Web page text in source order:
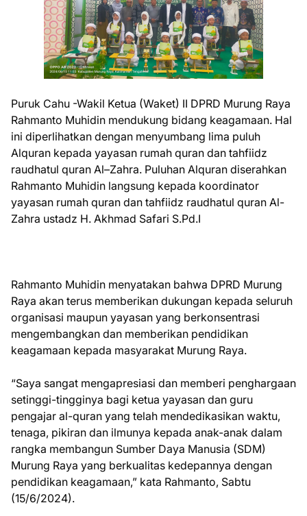
Puruk Cahu -Wakil Ketua (Waket) II DPRD Murung Raya
Rahmanto Muhidin mendukung bidang keagamaan. Hal
ini diperlihatkan dengan menyumbang lima puluh
Alquran kepada yayasan rumah quran dan tahfiidz
raudhatul quran Al–Zahra. Puluhan Alquran diserahkan
Rahmanto Muhidin langsung kepada koordinator
yayasan rumah quran dan tahfiidz raudhatul quran Al-
Zahra ustadz H. Akhmad Safari S.Pd.I
Rahmanto Muhidin menyatakan bahwa DPRD Murung
Raya akan terus memberikan dukungan kepada seluruh
organisasi maupun yayasan yang berkonsentrasi
mengembangkan dan memberikan pendidikan
keagamaan kepada masyarakat Murung Raya.
“Saya sangat mengapresiasi dan memberi penghargaan
setinggi-tingginya bagi ketua yayasan dan guru
pengajar al-quran yang telah mendedikasikan waktu,
tenaga, pikiran dan ilmunya kepada anak-anak dalam
rangka membangun Sumber Daya Manusia (SDM)
Murung Raya yang berkualitas kedepannya dengan
pendidikan keagamaan,” kata Rahmanto, Sabtu
(15/6/2024).